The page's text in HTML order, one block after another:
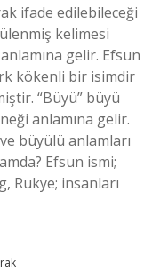
ifade edilebileceği
kelimesi
gelir. Efsun
kökenli bir isimdir
“Büyü” büyü
anlamına gelir.
büyülü anlamları
Efsun ismi;
Rukye; insanları